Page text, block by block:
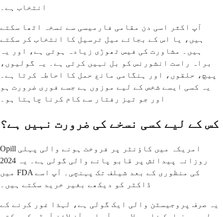
انتخاب ہے۔
آپ اکثر اسی دن مقامی فارمیسی سے نسخہ اٹھا سکتے
ہیں، یا اس کے بجائے میل ترسیل کا انتخاب کر سکتے
ہیں۔ مشاورت کی فیس تھوڑی زیادہ ہوتی ہے، اور یہ
براہ راست انشورنس کو بل نہیں کرتی ہے۔ یہ گولیوں،
پیچ، حلقوں، اور ہنگامی مانع حمل کا احاطہ کرتا ہے۔
یہ کسی ایسے شخص کے لیے موزوں ہے جسے فوری ضرورت ہو
اور جو تیز رفتار سے کام کرنا چاہتا ہو۔
کس کے لیے کسی نسخے کی ضرورت نہیں ہے؟
Opill امریکہ میں کاؤنٹر پر فروخت ہونے والی پہلی
روزانہ پیدائش پر قابو پانے والی گولی ہے۔ یہ 2024
میں FDA کی منظوری کے بعد شیلف تک پہنچی۔ آپ اسے
ڈاکٹر کو دیکھے بغیر خرید سکتے ہیں۔
یہ صرف پروجیسٹن والی ایک گولی ہے، لہذا غور کرنے کے